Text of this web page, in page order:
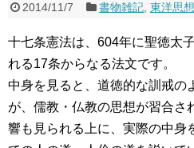
2014/11/7 書物雑記, 東洋思想
十七条憲法は、604年に聖徳太
れる17条からなる法文です。
中身を見ると、道徳的な訓戒の
が、儒教・仏教の思想が習合さ
響も見られる上に、実際の中身